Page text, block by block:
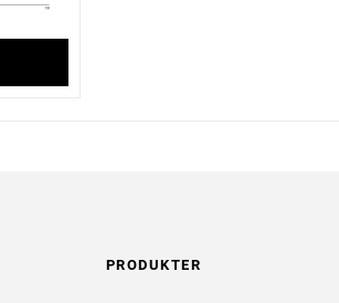
PRODUKTER